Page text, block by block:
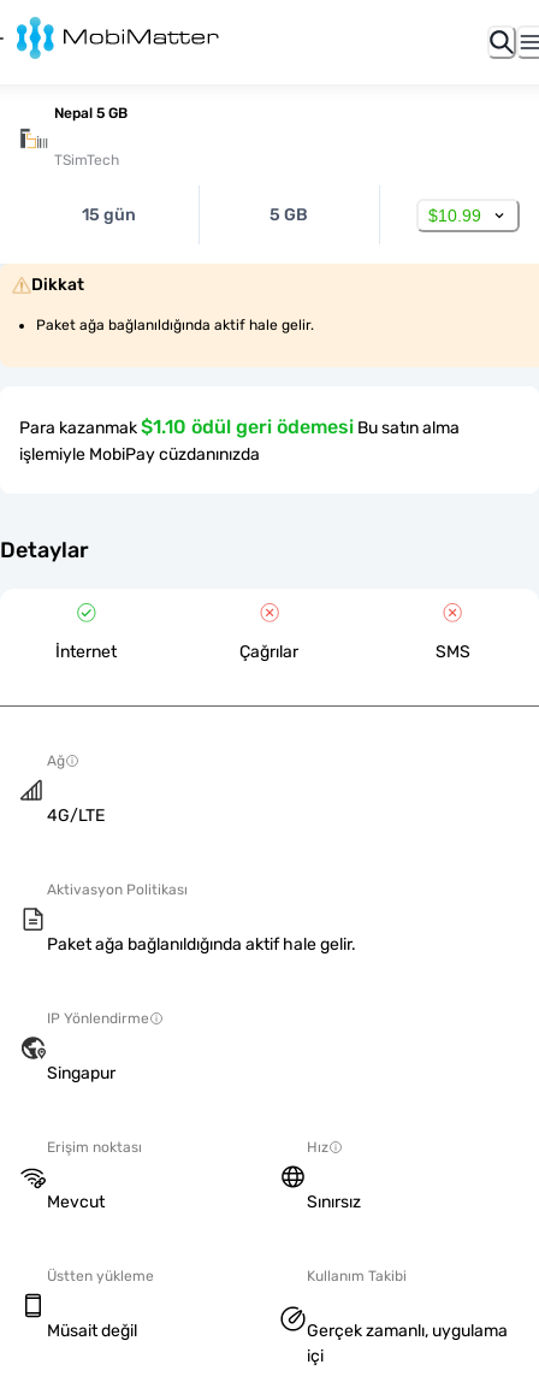
Nepal 5 GB
TSimTech
15 gün 5 GB $10.99
Dikkat
Paket ağa bağlanıldığında aktif hale gelir.
Para kazanmak$1.10 ödül geri ödemesi Bu satın alma
işlemiyle MobiPay cüzdanınızda
Detaylar
İnternet Çağrılar SMS
Ağ
4G/LTE
Aktivasyon Politikası
Paket ağa bağlanıldığında aktif hale gelir.
IP Yönlendirme
Singapur
Erişim noktası
Mevcut
Hız
Sınırsız
Üstten yükleme
Müsait değil
Kullanım Takibi
Gerçek zamanlı, uygulama
içi